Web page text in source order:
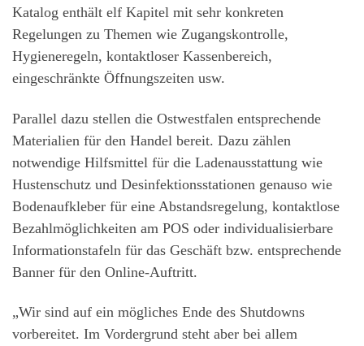
Katalog enthält elf Kapitel mit sehr konkreten
Regelungen zu Themen wie Zugangskontrolle,
Hygieneregeln, kontaktloser Kassenbereich,
eingeschränkte Öffnungszeiten usw.
Parallel dazu stellen die Ostwestfalen entsprechende
Materialien für den Handel bereit. Dazu zählen
notwendige Hilfsmittel für die Ladenausstattung wie
Hustenschutz und Desinfektionsstationen genauso wie
Bodenaufkleber für eine Abstandsregelung, kontaktlose
Bezahlmöglichkeiten am POS oder individualisierbare
Informationstafeln für das Geschäft bzw. entsprechende
Banner für den Online-Auftritt.
„Wir sind auf ein mögliches Ende des Shutdowns
vorbereitet. Im Vordergrund steht aber bei allem